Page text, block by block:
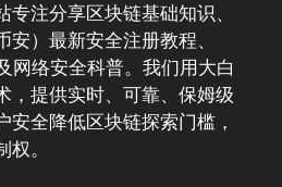
注分享区块链基础知识、
）最新安全注册教程、
网络安全科普。我们用大白
，提供实时、可靠、保姆级
安全降低区块链探索门槛，
。